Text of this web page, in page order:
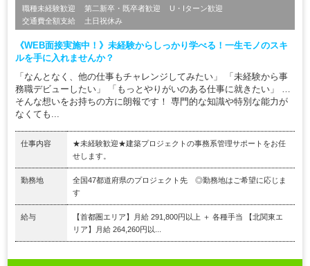
職種未経験歓迎 第二新卒・既卒者歓迎
U・Iターン歓迎
交通費全額支給
土日祝休み
《WEB面接実施中！》未経験からしっかり学べる！一生モノのスキ
ルを手に入れませんか？
「なんとなく、他の仕事もチャレンジしてみたい」 「未経験から事
務職デビューしたい」 「もっとやりがいのある仕事に就きたい」 …
そんな想いをお持ちの方に朗報です！ 専門的な知識や特別な能力が
なくても...
仕事内容
★未経験歓迎★建築プロジェクトの事務系管理サポートをお任
せします。
勤務地
全国47都道府県のプロジェクト先 ◎勤務地はご希望に応じま
す
給与
【首都圏エリア】月給 291,800円以上 ＋ 各種手当 【北関東エ
リア】月給 264,260円以...